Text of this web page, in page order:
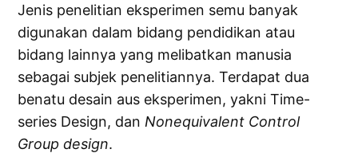
Jenis penelitian eksperimen semu banyak
digunakan dalam bidang pendidikan atau
bidang lainnya yang melibatkan manusia
sebagai subjek penelitiannya. Terdapat dua
benatu desain aus eksperimen, yakni Time-
series Design, dan Nonequivalent Control
Group design.